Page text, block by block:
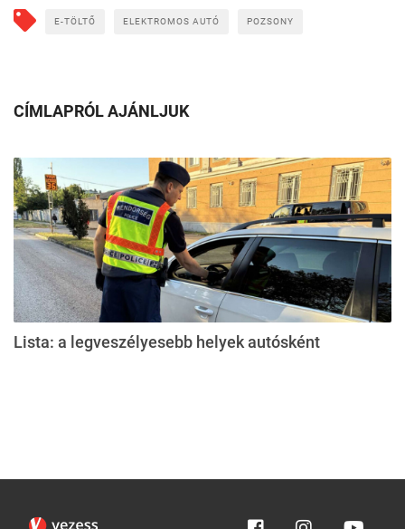
E-TÖLTŐ ELEKTROMOS AUTÓ POZSONY
CÍMLAPRÓL AJÁNLJUK
Lista: a legveszélyesebb helyek autósként